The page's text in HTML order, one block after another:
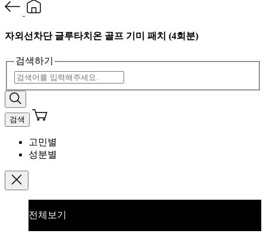
자외선차단 글루타치온 골프 기미 패치 (4회분)
검색하기
검색
고민별
성분별
전체보기